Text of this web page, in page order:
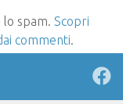
spam. Scopri
commenti